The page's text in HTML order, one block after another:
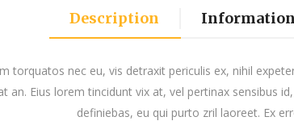
Description
torquatos nec eu, vis detraxit periculis ex, nihil
an. Eius lorem tincidunt vix at, vel pertinax sensibus
definiebas, eu qui purto zril laoreet. Ex